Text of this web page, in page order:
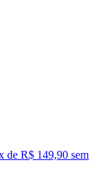
de R$ 149,90 sem